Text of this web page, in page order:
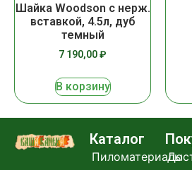
Шайка Woodson с нерж.
вставкой, 4.5л, дуб
темный
7 190,00₽
В корзину
Каталог
Пиломатериалы